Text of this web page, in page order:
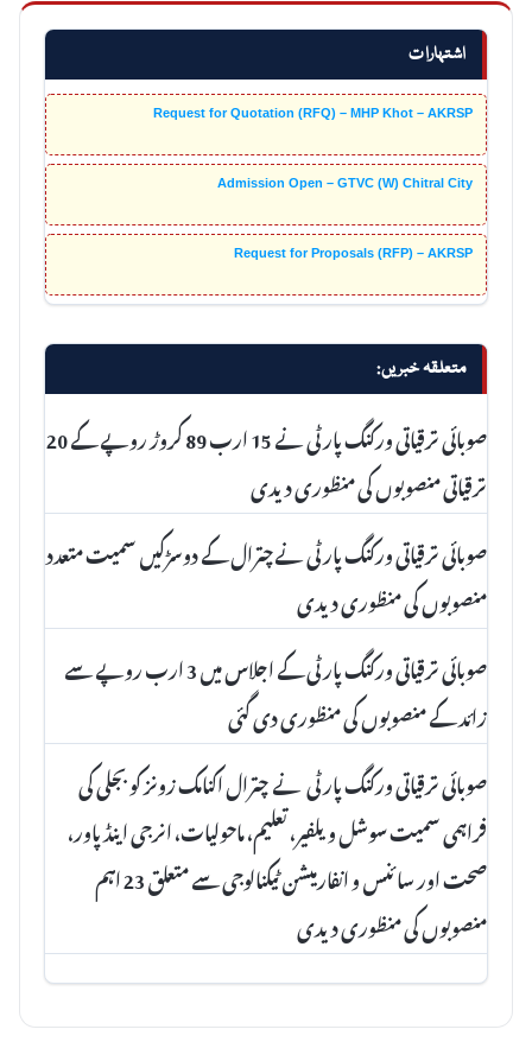
اشتہارات
Request for Quotation (RFQ) – MHP Khot – AKRSP
Admission Open – GTVC (W) Chitral City
Request for Proposals (RFP) – AKRSP
متعلقہ خبریں:
صوبائی ترقیاتی ورکنگ پارٹی نے 15 ارب 89 کروڑ روپے کے 20
ترقیاتی منصوبوں کی منظوری دیدی
صوبائی ترقیاتی ورکنگ پارٹی نےچترال کے دوسڑکیں سمیت متعدد
منصوبوں کی منظوری دیدی
صوبائی ترقیاتی ورکنگ پارٹی کے اجلاس میں 3 ارب روپے سے
زائد کے منصوبوں کی منظوری دی گئی
صوبائی ترقیاتی ورکنگ پارٹی نے چترال اکنامک زونز کو بجلی کی
فراہمی سمیت سوشل ویلفیر، تعلیم، ماحولیات، انرجی اینڈ پاور،
صحت اور سائنس و انفارمیشن ٹیکنالوجی سے متعلق 23 اہم
منصوبوں کی منظوری دیدی